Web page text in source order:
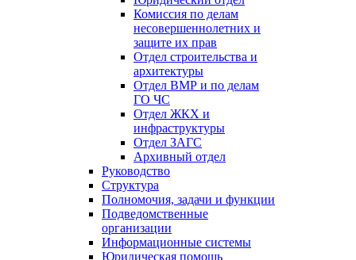
Комиссия по делам
несовершеннолетних и
защите их прав
Отдел строительства и
архитектуры
Отдел ВМР и по делам
ГО ЧС
Отдел ЖКХ и
инфраструктуры
Отдел ЗАГС
Архивный отдел
Руководство
Структура
Полномочия, задачи и функции
Подведомственные
организации
Информационные системы
Юридическая помощь